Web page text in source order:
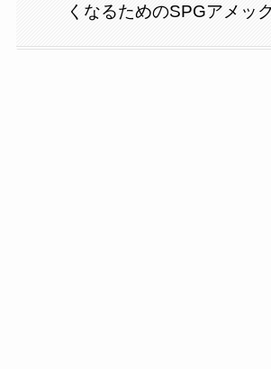
くなるためのSPGアメッ